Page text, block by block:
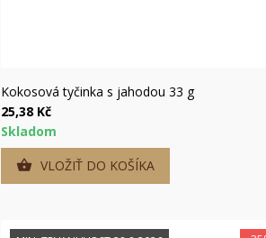
Rýchly náhľad
Kokosová tyčinka s jahodou 33 g
25,38 Kč
Skladom
 VLOŽIŤ DO KOŠÍKA
Vytvoriť